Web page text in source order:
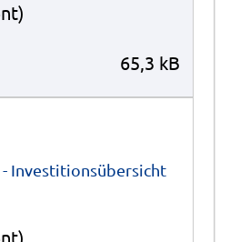
65,3 kB
- Investitionsübersicht